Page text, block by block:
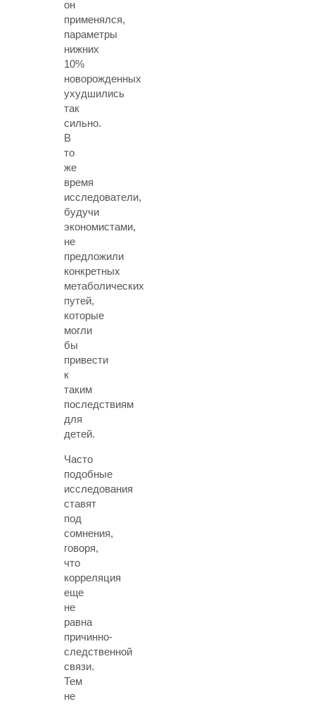
он
применялся,
параметры
нижних
10%
новорожденных
ухудшились
так
сильно.
В
то
же
время
исследователи,
будучи
экономистами,
не
предложили
конкретных
метаболических
путей,
которые
могли
бы
привести
к
таким
последствиям
для
детей.
Часто
подобные
исследования
ставят
под
сомнения,
говоря,
что
корреляция
еще
не
равна
причинно-
следственной
связи.
Тем
не